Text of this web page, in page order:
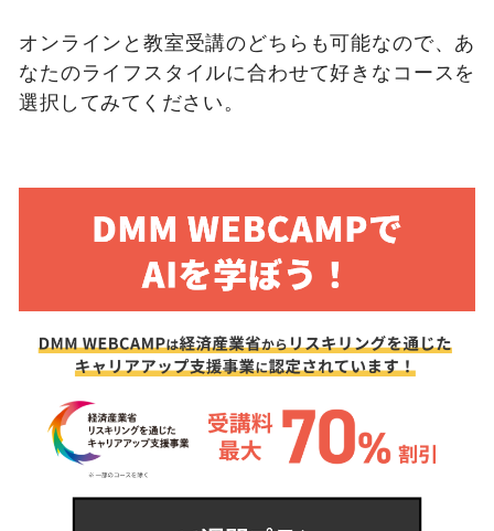
オンラインと教室受講のどちらも可能なので、あ
なたのライフスタイルに合わせて好きなコースを
選択してみてください。